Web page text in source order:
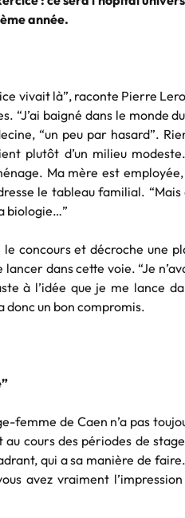
année.
vivait là”, raconte Pierre
“J’ai baigné dans le monde
“un peu par hasard”.
plutôt d’un milieu
Ma mère est employée,
le tableau familial. “Mais
biologie…”
concours et décroche une
lancer dans cette voie. “Je
à l’idée que je me lance
un bon compromis.
femme de Caen n’a pas
cours des périodes de
qui a sa manière de
avez vraiment l’impression